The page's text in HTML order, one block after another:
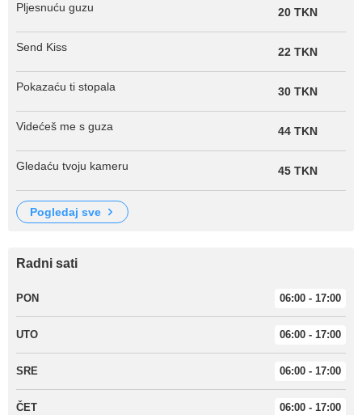
Pljesnuću guzu 20 TKN
Send Kiss 22 TKN
Pokazaću ti stopala 30 TKN
Videćeš me s guza 44 TKN
Gledaću tvoju kameru 45 TKN
pogledaj sve
Radni sati
PON 06:00 - 17:00
UTO 06:00 - 17:00
SRE 06:00 - 17:00
ČET 06:00 - 17:00